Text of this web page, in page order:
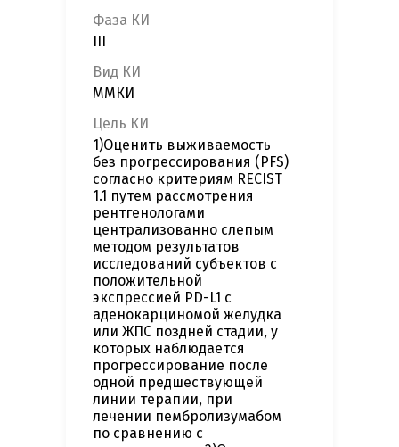
Фаза КИ
Вид КИ
ММКИ
Цель КИ
1)Оценить выживаемость
без прогрессирования (PFS)
согласно критериям RECIST
1.1 путем рассмотрения
рентгенологами
централизованно слепым
методом результатов
исследований субъектов с
положительной
экспрессией PD-L1 с
аденокарциномой желудка
или ЖПС поздней стадии, у
которых наблюдается
прогрессирование после
одной предшествующей
линии терапии, при
лечении пембролизумабом
по сравнению с